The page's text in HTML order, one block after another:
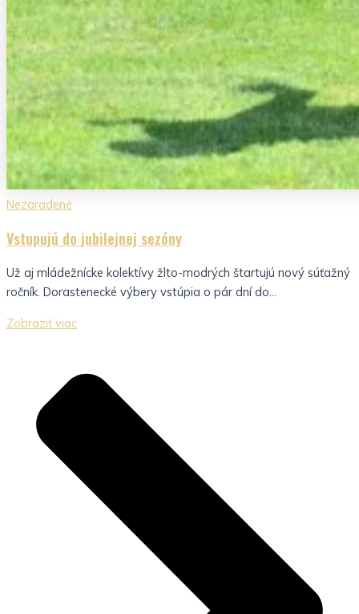
Nezaradené
Vstupujú do jubilejnej sezóny
Už aj mládežnícke kolektívy žlto-modrých štartujú nový súťažný
ročník. Dorastenecké výbery vstúpia o pár dní do...
Zobraziť viac